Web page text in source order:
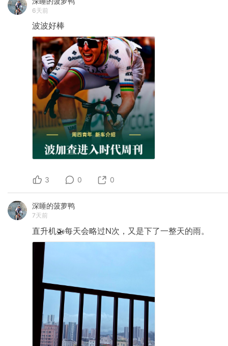
6天前
波波好棒
3 0 0
深睡的菠萝鸭
7天前
直升机🚁每天会略过N次，又是下了一整天的雨。